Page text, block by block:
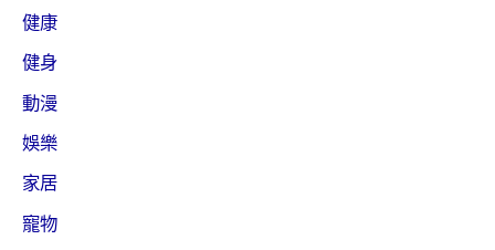
健康
健身
動漫
娛樂
家居
寵物